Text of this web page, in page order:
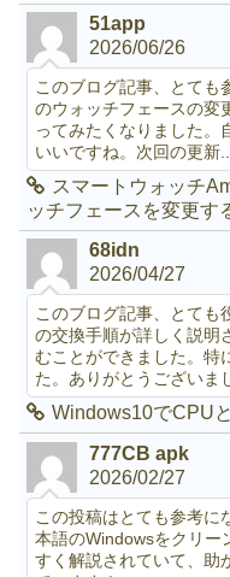
51app
2026/06/26
このブログ記事、とても
のウォッチフェースの変
ってみたくなりました。
いいですね。次回の更新...
スマートウォッチ
ッチフェースを変更す
68idn
2026/04/27
このブログ記事、とても
の交換手順が詳しく説明
むことができました。特
た。ありがとうございま
Windows10でCPU
777CB apk
2026/02/27
この投稿はとても参考に
本語のWindowsをクリー
すく解説されていて、助